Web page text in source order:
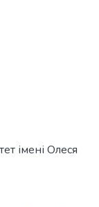
імені Олеся